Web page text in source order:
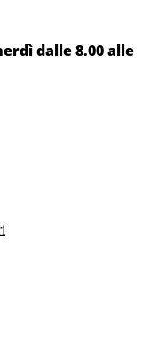
dalle 8.00 alle